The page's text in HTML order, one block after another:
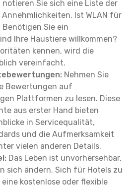
Sie sich eine Liste der
Ist WLAN für
Sie ein
Ihre Haustiere willkommen?
kennen, wird die
vereinfacht.
Nehmen Sie
Bewertungen auf
Plattformen zu lesen. Diese
aus erster Hand bieten
in Servicequalität,
und die Aufmerksamkeit
vielen anderen Details.
Das Leben ist unvorhersehbar,
sich ändern. Sich für Hotels zu
kostenlose oder flexible